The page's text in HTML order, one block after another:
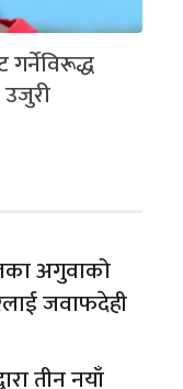
उजुरी
अगुवाको
जवाफदेही
तीन नयाँ